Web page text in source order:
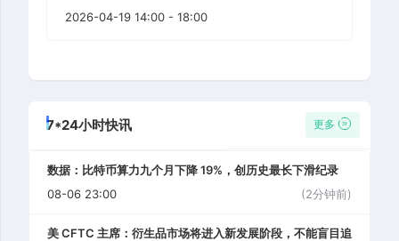
2026-04-19 14:00 - 18:00
7*24小时快讯 更多
数据：比特币算力九个月下降 19%，创历史最长下滑纪录
08-06 23:00
(2分钟前)
美 CFTC 主席：衍生品市场将进入新发展阶段，不能盲目追